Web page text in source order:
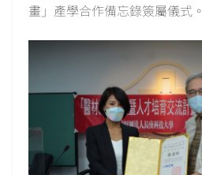
畫」產學合作備忘錄簽屬儀式。